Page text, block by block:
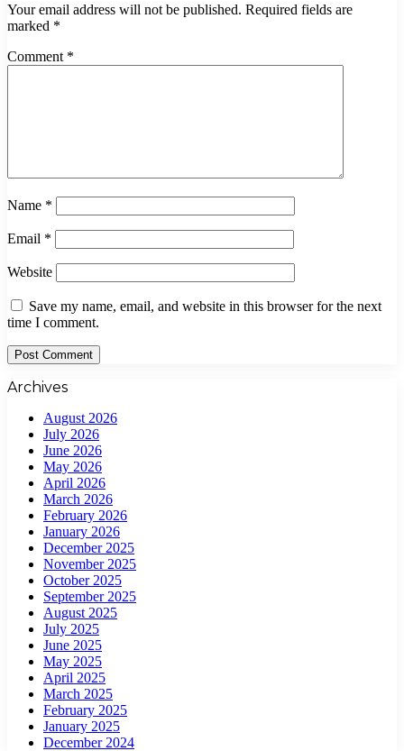
Your email address will not be published. Required fields are
marked *
Comment *
Name *
Email *
Website
Save my name, email, and website in this browser for the next
time I comment.
Archives
August 2026
July 2026
June 2026
May 2026
April 2026
March 2026
February 2026
January 2026
December 2025
November 2025
October 2025
September 2025
August 2025
July 2025
June 2025
May 2025
April 2025
March 2025
February 2025
January 2025
December 2024